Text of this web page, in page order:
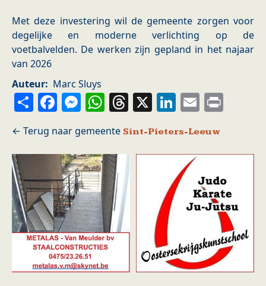
Met deze investering wil de gemeente zorgen voor
degelijke en moderne verlichting op de
voetbalvelden. De werken zijn gepland in het najaar
van 2026
Auteur
Marc Sluys
ShareFacebook
Messenger
WhatsApp
Threads
X LinkedIn
Email
Sint-Pieters-Leeuw